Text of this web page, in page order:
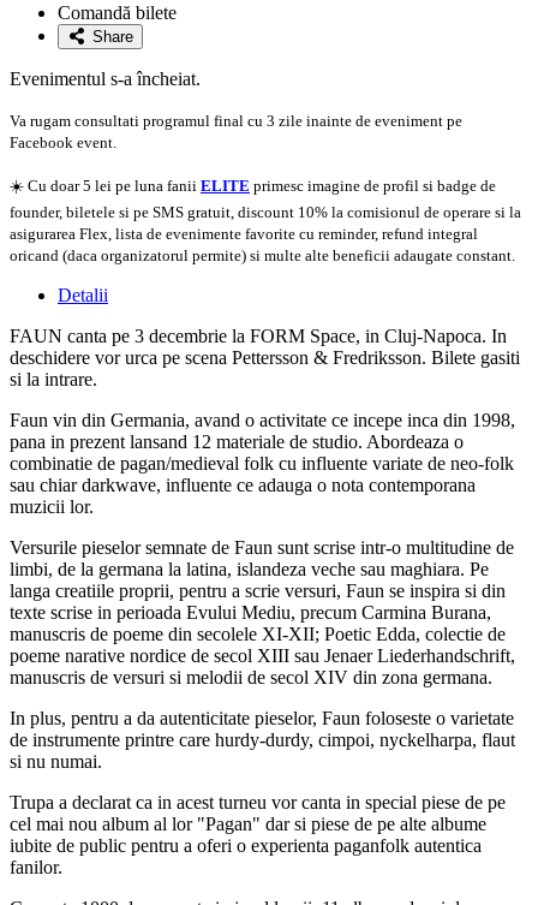
favoriteComandă bilete
Share
Evenimentul s-a încheiat.
Va rugam consultati programul final cu 3 zile inainte de eveniment pe
Facebook event.
☀️ Cu doar 5 lei pe luna fanii ELITE primesc imagine de profil si badge de
founder, biletele si pe SMS gratuit, discount 10% la comisionul de operare si la
asigurarea Flex, lista de evenimente favorite cu reminder, refund integral
oricand (daca organizatorul permite) si multe alte beneficii adaugate constant.
Detalii
FAUN canta pe 3 decembrie la FORM Space, in Cluj-Napoca. In
deschidere vor urca pe scena Pettersson & Fredriksson. Bilete gasiti
si la intrare.
Faun vin din Germania, avand o activitate ce incepe inca din 1998,
pana in prezent lansand 12 materiale de studio. Abordeaza o
combinatie de pagan/medieval folk cu influente variate de neo-folk
sau chiar darkwave, influente ce adauga o nota contemporana
muzicii lor.
Versurile pieselor semnate de Faun sunt scrise intr-o multitudine de
limbi, de la germana la latina, islandeza veche sau maghiara. Pe
langa creatiile proprii, pentru a scrie versuri, Faun se inspira si din
texte scrise in perioada Evului Mediu, precum Carmina Burana,
manuscris de poeme din secolele XI-XII; Poetic Edda, colectie de
poeme narative nordice de secol XIII sau Jenaer Liederhandschrift,
manuscris de versuri si melodii de secol XIV din zona germana.
In plus, pentru a da autenticitate pieselor, Faun foloseste o varietate
de instrumente printre care hurdy-durdy, cimpoi, nyckelharpa, flaut
si nu numai.
Trupa a declarat ca in acest turneu vor canta in special piese de pe
cel mai nou album al lor "Pagan" dar si piese de pe alte albume
iubite de public pentru a oferi o experienta paganfolk autentica
fanilor.